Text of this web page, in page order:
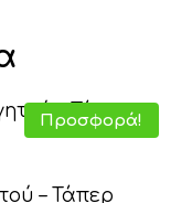
Προσφορά!
– Τάπερ